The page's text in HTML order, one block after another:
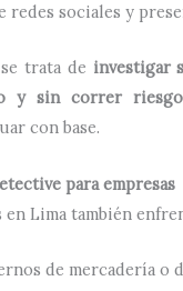
redes sociales y
trata de investigar
y sin correr
con base.
para empresas
Lima también
de mercadería o